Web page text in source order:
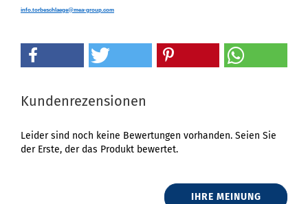
info.torbeschlaege@mea-group.com
Kundenrezensionen
Leider sind noch keine Bewertungen vorhanden. Seien Sie
der Erste, der das Produkt bewertet.
IHRE MEINUNG